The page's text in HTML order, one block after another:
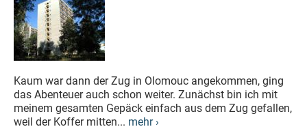
Kaum war dann der Zug in Olomouc angekommen, ging
das Abenteuer auch schon weiter. Zunächst bin ich mit
meinem gesamten Gepäck einfach aus dem Zug gefallen,
weil der Koffer mitten... mehr ›